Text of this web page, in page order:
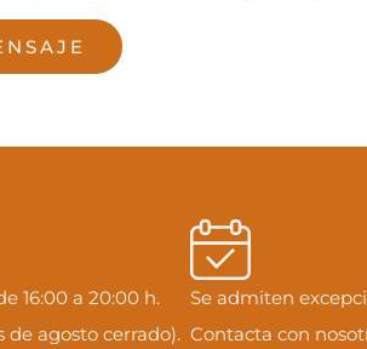
16:00 a 20:00 h.
de agosto cerrado).
Se admiten
Contacta con